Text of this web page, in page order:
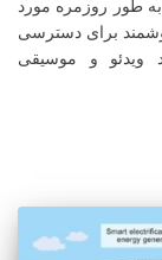
طور روزمره مورد
برای دسترسی
ویدئو و موسیقی